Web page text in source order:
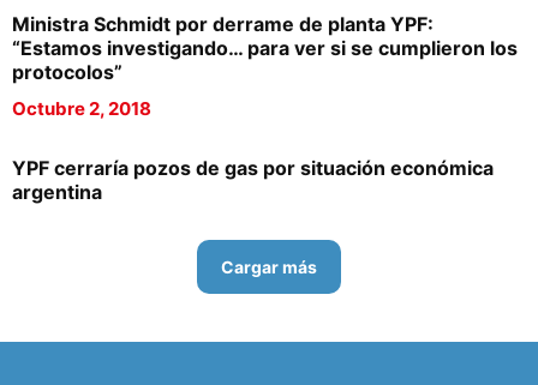
Ministra Schmidt por derrame de planta YPF:
“Estamos investigando… para ver si se cumplieron los
protocolos”
Octubre 2, 2018
YPF cerraría pozos de gas por situación económica
argentina
Cargar más